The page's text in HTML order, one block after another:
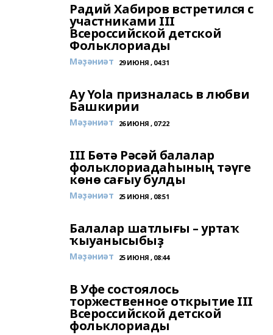
Радий Хабиров встретился с
участниками III
Всероссийской детской
Фольклориады
Мәҙәниәт 29 ИЮНЯ , 04:31
Ay Yola призналась в любви
Башкирии
Мәҙәниәт 26 ИЮНЯ , 07:22
III Бөтә Рәсәй балалар
фольклориадаһының тәүге
көнө сағыу булды
Мәҙәниәт 25 ИЮНЯ , 08:51
Балалар шатлығы – уртаҡ
ҡыуанысыбыҙ
Мәҙәниәт 25 ИЮНЯ , 08:44
В Уфе состоялось
торжественное открытие III
Всероссийской детской
фольклориады